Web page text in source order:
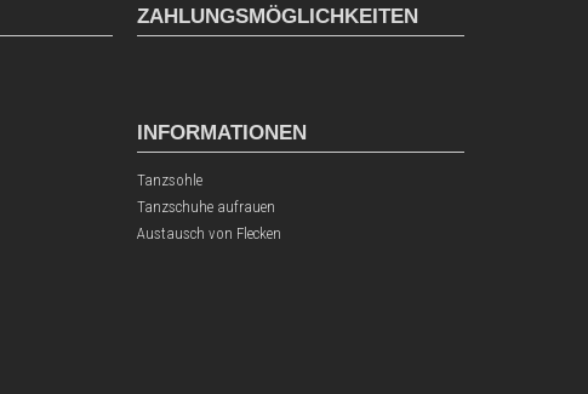
ZAHLUNGSMÖGLICHKEITEN
INFORMATIONEN
Tanzsohle
Tanzschuhe aufrauen
Austausch von Flecken